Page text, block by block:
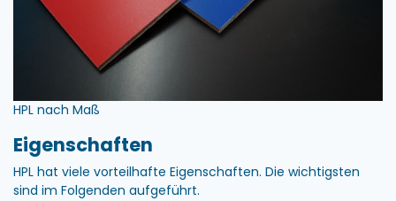
HPL nach Maß
Eigenschaften
HPL hat viele vorteilhafte Eigenschaften. Die wichtigsten
sind im Folgenden aufgeführt.